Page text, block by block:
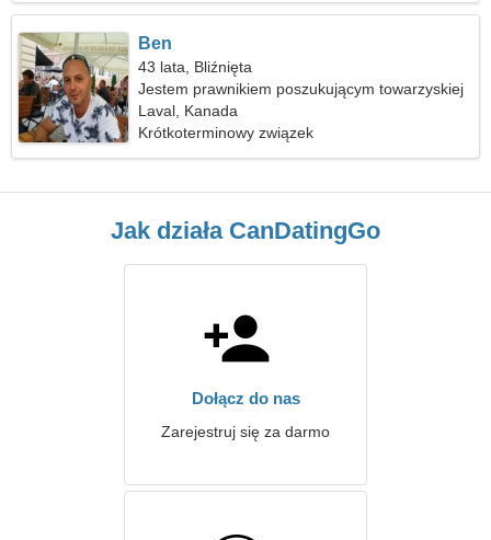
Ben
43 lata, Bliźnięta
Jestem prawnikiem poszukującym towarzyskiej
kobiety
Laval, Kanada
Krótkoterminowy związek
Jak działa CanDatingGo
Dołącz do nas
Zarejestruj się za darmo